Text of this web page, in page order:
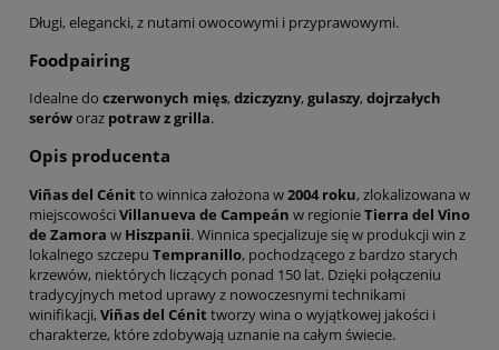
Długi, elegancki, z nutami owocowymi i przyprawowymi.
Foodpairing
Idealne do czerwonych mięs, dziczyzny, gulaszy, dojrzałych
seróworaz potraw z grilla.
Opis producenta
Viñas del Cénit to winnica założona w2004 roku, zlokalizowana w
miejscowości Villanueva de Campeán w regionieTierra del Vino
de Zamora w Hiszpanii. Winnica specjalizuje się w produkcji win z
lokalnego szczepu Tempranillo, pochodzącego z bardzo starych
krzewów, niektórych liczących ponad 150 lat. Dzięki połączeniu
tradycyjnych metod uprawy z nowoczesnymi technikami
winifikacji, Viñas del Cénit tworzy wina o wyjątkowej jakości i
charakterze, które zdobywają uznanie na całym świecie.